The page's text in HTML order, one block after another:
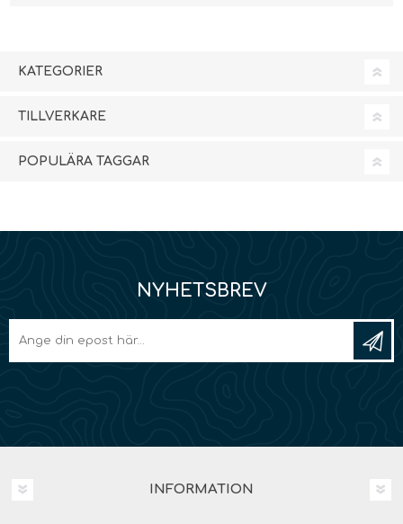
KATEGORIER
TILLVERKARE
POPULÄRA TAGGAR
NYHETSBREV
INFORMATION